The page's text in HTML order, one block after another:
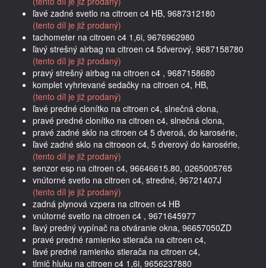
ľavé zadné svetlo na citroen c4 HB, 9687312180
(tento díl je již prodaný)
tachometer na citroen c4 1,6i, 9676962980
ľavý strešný airbag na citroen c4 5dverový, 9687158780
(tento díl je již prodaný)
pravý strešný airbag na citroen c4 , 9687158680
komplet vyhrievané sedačky na citroen c4, HB,
(tento díl je již prodaný)
ľavé predné clonítko na citroen c4, slnečná clona,
pravé predné clonítko na citroen c4, slnečná clona,
pravé zadné sklo na citroen c4 5 dveroá, do karosérie,
ľavé zadné sklo na citroeon c4, 5 dverový do karosérie,
(tento díl je již prodaný)
senzor esp na citroen c4, 96646615.80, 0265005765
vnútorné svetlo na citroen c4, stredné, 96721407J
(tento díl je již prodaný)
zadná plynová vzpera na citroen c4 HB
vnútorné svetlo na citroen c4 , 9671645977
ľavý predný vypínač na otváranie okna, 96657050ZD
pravé predné ramienko stierača na citroen c4,
ľavé predné ramienko stierača na citroen c4,
tlmič hluku na citroen c4 1,6i, 9656237880